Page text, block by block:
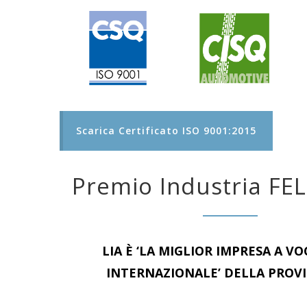
Scarica Certificato ISO 9001:2015
Premio Industria
LIA È ‘LA MIGLIOR IMPRESA A
INTERNAZIONALE’ DELLA